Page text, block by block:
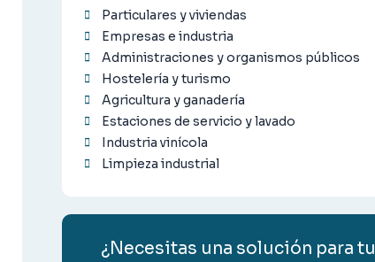
Particulares y viviendas
Empresas e industria
Administraciones y organismos públicos
Hostelería y turismo
Agricultura y ganadería
Estaciones de servicio y lavado
Industria vinícola
Limpieza industrial
¿Necesitas una solución para tu